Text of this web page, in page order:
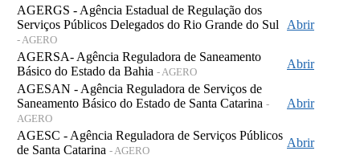
AGERGS - Agência Estadual de Regulação dos
Serviços Públicos Delegados do Rio Grande do Sul
- AGERO
Abrir
AGERSA- Agência Reguladora de Saneamento
Básico do Estado da Bahia - AGERO
Abrir
AGESAN - Agência Reguladora de Serviços de
Saneamento Básico do Estado de Santa Catarina -
AGERO
Abrir
AGESC - Agência Reguladora de Serviços Públicos
de Santa Catarina - AGERO
Abrir